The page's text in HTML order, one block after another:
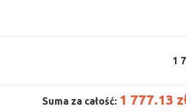
1
Suma za całość: 1 777.13